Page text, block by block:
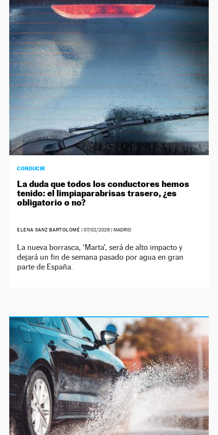
CONDUCIR
La duda que todos los conductores hemos
tenido: el limpiaparabrisas trasero, ¿es
obligatorio o no?
ELENA SANZ BARTOLOMÉ | 07/02/2026| MADRID
La nueva borrasca, ‘Marta’, será de alto impacto y
dejará un fin de semana pasado por agua en gran
parte de España.